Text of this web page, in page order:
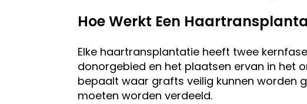
Hoe Werkt Een
Elke haartransplantatie heeft twee
donorgebied en het plaatsen ervan in het
bepaalt waar grafts veilig kunnen worden
moeten worden verdeeld.